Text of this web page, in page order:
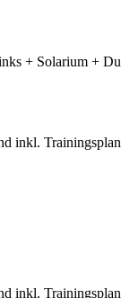
+ Solarium +
inkl.
inkl.